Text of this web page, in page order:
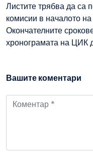
Листите трябва да са
комисии в началото
Окончателните
хронограмата на ЦИК
Вашите коментари